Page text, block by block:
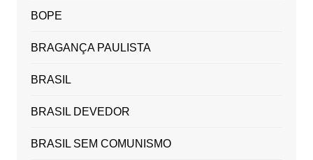
BOPE
BRAGANÇA PAULISTA
BRASIL
BRASIL DEVEDOR
BRASIL SEM COMUNISMO